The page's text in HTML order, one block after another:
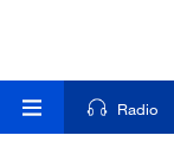
Radio